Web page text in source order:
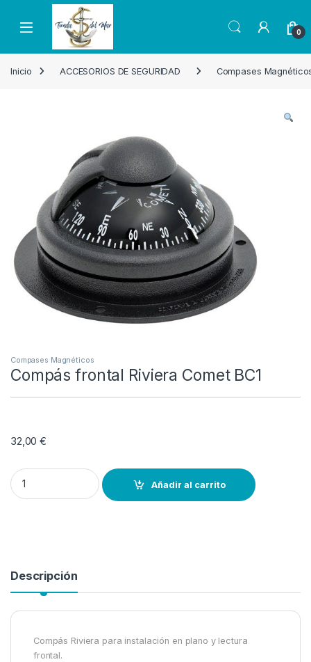
Skip to navigation
Skip to content
Open 0
Inicio ACCESORIOS DE SEGURIDAD Compases
Compases Magnéticos
Compás frontal Riviera Comet BC1
32,00€
Compás frontal Riviera Comet BC1 quantity
Añadir al carrito
Descripción
Compás Riviera para instalación en plano y lectura
frontal.